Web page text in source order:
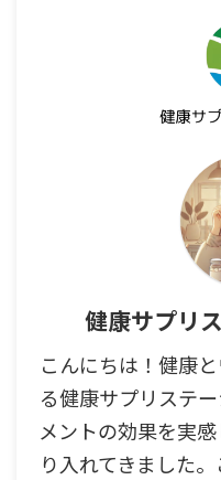
健康サプリ
こんにちは！健康
る健康サプリステ
メントの効果を実
り入れてきました